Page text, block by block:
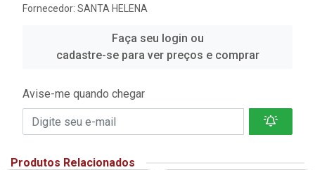
Fornecedor: SANTA HELENA
Faça seu login ou
cadastre-se para ver preços e comprar
Avise-me quando chegar
Produtos Relacionados